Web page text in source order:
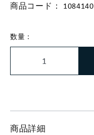
商品コード： 1084140
数量：
商品詳細